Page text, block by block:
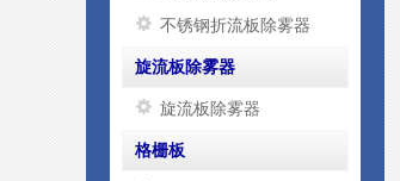
不锈钢折流板除雾器
旋流板除雾器
旋流板除雾器
格栅板